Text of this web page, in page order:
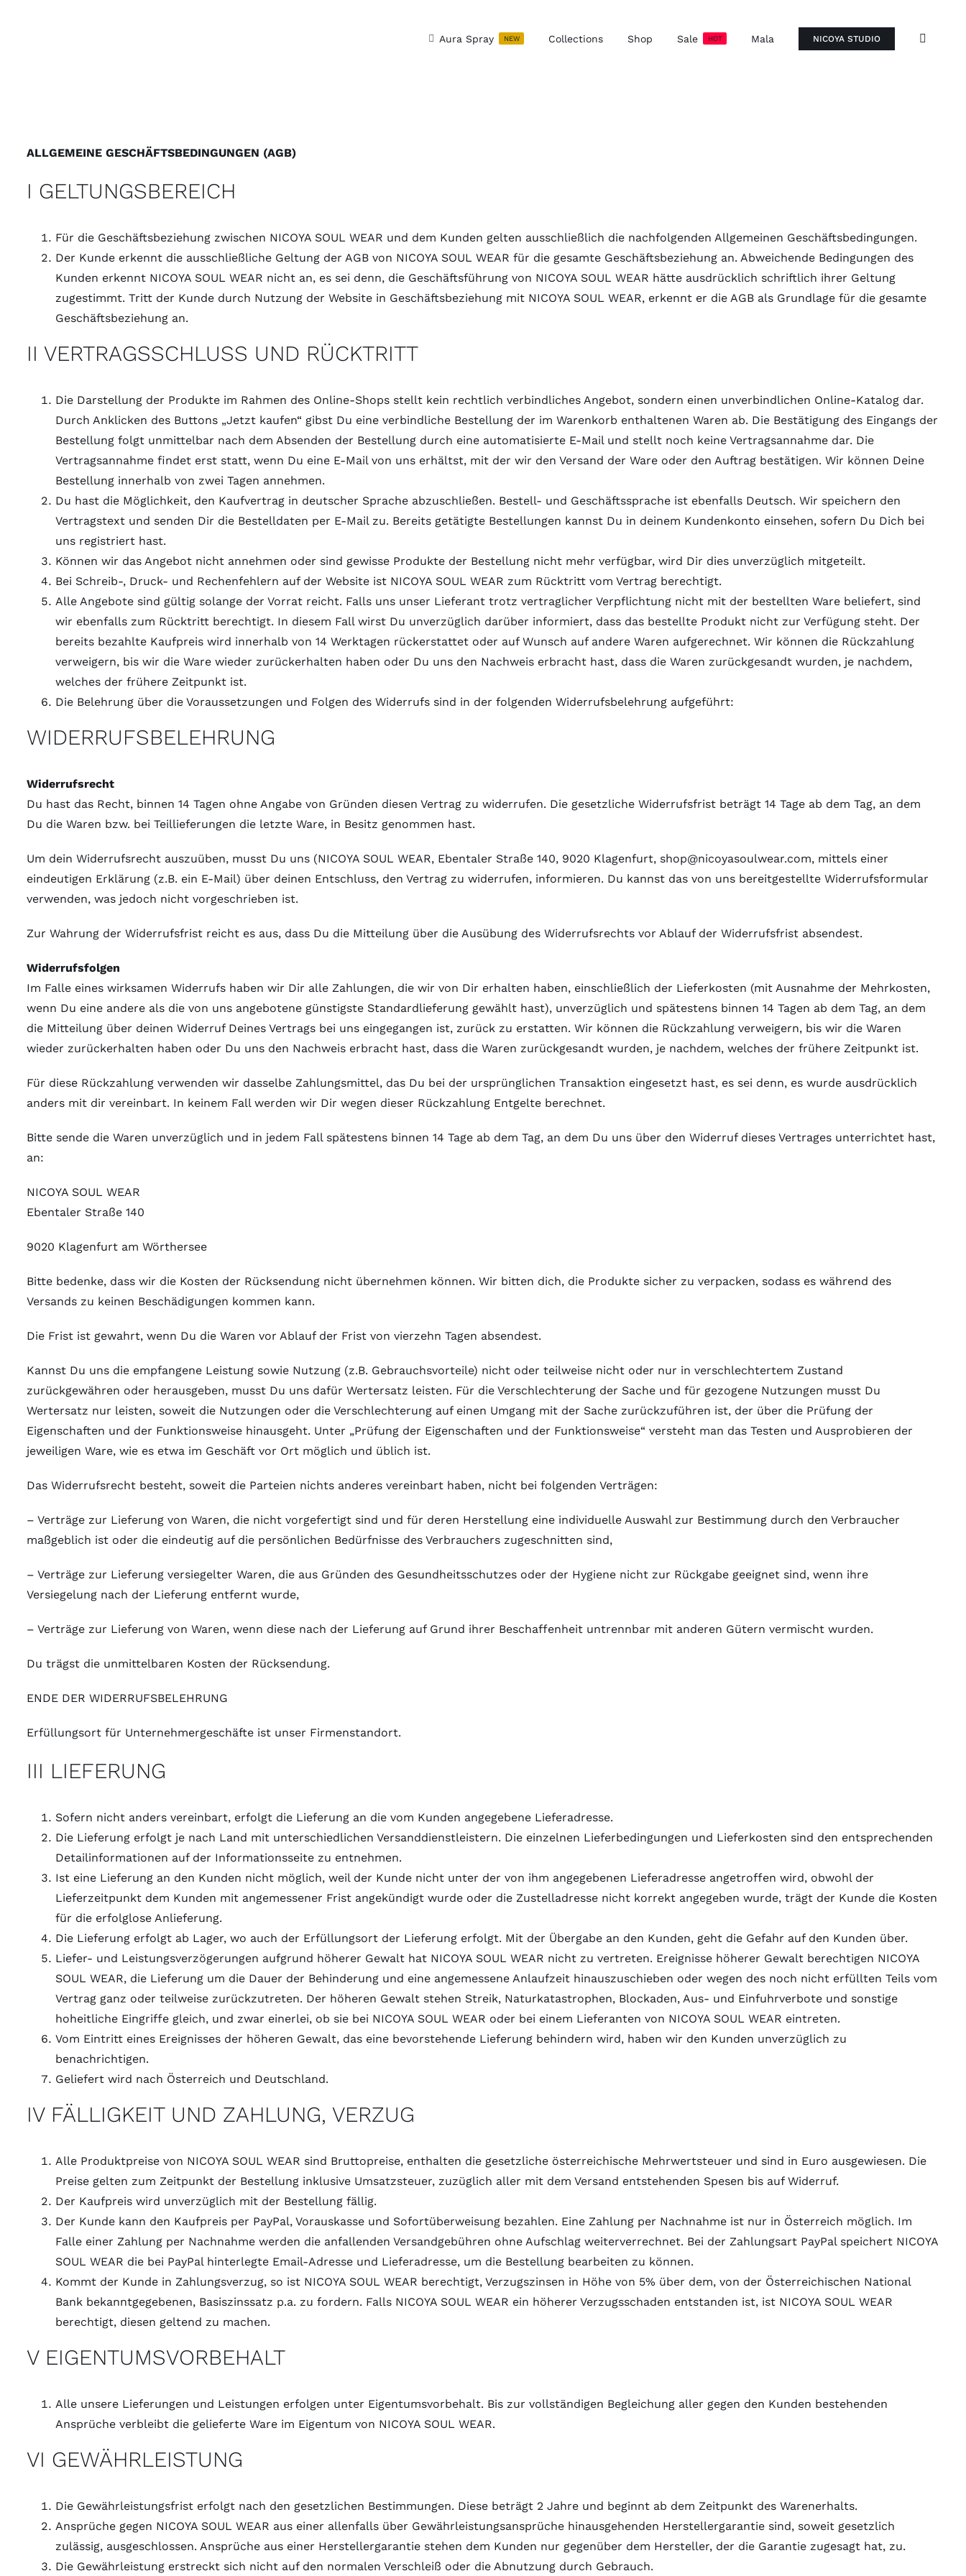
Aura Spray NEW Collections Shop Sale HOT Mala NICOYA STUDIO
ALLGEMEINE GESCHÄFTSBEDINGUNGEN (AGB)
I GELTUNGSBEREICH
Für die Geschäftsbeziehung zwischen NICOYA SOUL WEAR und dem Kunden gelten ausschließlich die nachfolgenden Allgemeinen Geschäftsbedingungen.
Der Kunde erkennt die ausschließliche Geltung der AGB von NICOYA SOUL WEAR für die gesamte Geschäftsbeziehung an. Abweichende Bedingungen des
Kunden erkennt NICOYA SOUL WEAR nicht an, es sei denn, die Geschäftsführung von NICOYA SOUL WEAR hätte ausdrücklich schriftlich ihrer Geltung
zugestimmt. Tritt der Kunde durch Nutzung der Website in Geschäftsbeziehung mit NICOYA SOUL WEAR, erkennt er die AGB als Grundlage für die gesamte
Geschäftsbeziehung an.
II VERTRAGSSCHLUSS UND RÜCKTRITT
Die Darstellung der Produkte im Rahmen des Online-Shops stellt kein rechtlich verbindliches Angebot, sondern einen unverbindlichen Online-Katalog dar.
Durch Anklicken des Buttons „Jetzt kaufen“ gibst Du eine verbindliche Bestellung der im Warenkorb enthaltenen Waren ab. Die Bestätigung des Eingangs der
Bestellung folgt unmittelbar nach dem Absenden der Bestellung durch eine automatisierte E-Mail und stellt noch keine Vertragsannahme dar. Die
Vertragsannahme findet erst statt, wenn Du eine E-Mail von uns erhältst, mit der wir den Versand der Ware oder den Auftrag bestätigen. Wir können Deine
Bestellung innerhalb von zwei Tagen annehmen.
Du hast die Möglichkeit, den Kaufvertrag in deutscher Sprache abzuschließen. Bestell- und Geschäftssprache ist ebenfalls Deutsch. Wir speichern den
Vertragstext und senden Dir die Bestelldaten per E-Mail zu. Bereits getätigte Bestellungen kannst Du in deinem Kundenkonto einsehen, sofern Du Dich bei
uns registriert hast.
Können wir das Angebot nicht annehmen oder sind gewisse Produkte der Bestellung nicht mehr verfügbar, wird Dir dies unverzüglich mitgeteilt.
Bei Schreib-, Druck- und Rechenfehlern auf der Website ist NICOYA SOUL WEAR zum Rücktritt vom Vertrag berechtigt.
Alle Angebote sind gültig solange der Vorrat reicht. Falls uns unser Lieferant trotz vertraglicher Verpflichtung nicht mit der bestellten Ware beliefert, sind
wir ebenfalls zum Rücktritt berechtigt. In diesem Fall wirst Du unverzüglich darüber informiert, dass das bestellte Produkt nicht zur Verfügung steht. Der
bereits bezahlte Kaufpreis wird innerhalb von 14 Werktagen rückerstattet oder auf Wunsch auf andere Waren aufgerechnet. Wir können die Rückzahlung
verweigern, bis wir die Ware wieder zurückerhalten haben oder Du uns den Nachweis erbracht hast, dass die Waren zurückgesandt wurden, je nachdem,
welches der frühere Zeitpunkt ist.
Die Belehrung über die Voraussetzungen und Folgen des Widerrufs sind in der folgenden Widerrufsbelehrung aufgeführt:
WIDERRUFSBELEHRUNG
Widerrufsrecht
Du hast das Recht, binnen 14 Tagen ohne Angabe von Gründen diesen Vertrag zu widerrufen. Die gesetzliche Widerrufsfrist beträgt 14 Tage ab dem Tag, an dem
Du die Waren bzw. bei Teillieferungen die letzte Ware, in Besitz genommen hast.
Um dein Widerrufsrecht auszuüben, musst Du uns (NICOYA SOUL WEAR, Ebentaler Straße 140, 9020 Klagenfurt, shop@nicoyasoulwear.com, mittels einer
eindeutigen Erklärung (z.B. ein E-Mail) über deinen Entschluss, den Vertrag zu widerrufen, informieren. Du kannst das von uns bereitgestellte Widerrufsformular
verwenden, was jedoch nicht vorgeschrieben ist.
Zur Wahrung der Widerrufsfrist reicht es aus, dass Du die Mitteilung über die Ausübung des Widerrufsrechts vor Ablauf der Widerrufsfrist absendest.
Widerrufsfolgen
Im Falle eines wirksamen Widerrufs haben wir Dir alle Zahlungen, die wir von Dir erhalten haben, einschließlich der Lieferkosten (mit Ausnahme der Mehrkosten,
wenn Du eine andere als die von uns angebotene günstigste Standardlieferung gewählt hast), unverzüglich und spätestens binnen 14 Tagen ab dem Tag, an dem
die Mitteilung über deinen Widerruf Deines Vertrags bei uns eingegangen ist, zurück zu erstatten. Wir können die Rückzahlung verweigern, bis wir die Waren
wieder zurückerhalten haben oder Du uns den Nachweis erbracht hast, dass die Waren zurückgesandt wurden, je nachdem, welches der frühere Zeitpunkt ist.
Für diese Rückzahlung verwenden wir dasselbe Zahlungsmittel, das Du bei der ursprünglichen Transaktion eingesetzt hast, es sei denn, es wurde ausdrücklich
anders mit dir vereinbart. In keinem Fall werden wir Dir wegen dieser Rückzahlung Entgelte berechnet.
Bitte sende die Waren unverzüglich und in jedem Fall spätestens binnen 14 Tage ab dem Tag, an dem Du uns über den Widerruf dieses Vertrages unterrichtet hast,
an:
NICOYA SOUL WEAR
Ebentaler Straße 140
9020 Klagenfurt am Wörthersee
Bitte bedenke, dass wir die Kosten der Rücksendung nicht übernehmen können. Wir bitten dich, die Produkte sicher zu verpacken, sodass es während des
Versands zu keinen Beschädigungen kommen kann.
Die Frist ist gewahrt, wenn Du die Waren vor Ablauf der Frist von vierzehn Tagen absendest.
Kannst Du uns die empfangene Leistung sowie Nutzung (z.B. Gebrauchsvorteile) nicht oder teilweise nicht oder nur in verschlechtertem Zustand
zurückgewähren oder herausgeben, musst Du uns dafür Wertersatz leisten. Für die Verschlechterung der Sache und für gezogene Nutzungen musst Du
Wertersatz nur leisten, soweit die Nutzungen oder die Verschlechterung auf einen Umgang mit der Sache zurückzuführen ist, der über die Prüfung der
Eigenschaften und der Funktionsweise hinausgeht. Unter „Prüfung der Eigenschaften und der Funktionsweise“ versteht man das Testen und Ausprobieren der
jeweiligen Ware, wie es etwa im Geschäft vor Ort möglich und üblich ist.
Das Widerrufsrecht besteht, soweit die Parteien nichts anderes vereinbart haben, nicht bei folgenden Verträgen:
– Verträge zur Lieferung von Waren, die nicht vorgefertigt sind und für deren Herstellung eine individuelle Auswahl zur Bestimmung durch den Verbraucher
maßgeblich ist oder die eindeutig auf die persönlichen Bedürfnisse des Verbrauchers zugeschnitten sind,
– Verträge zur Lieferung versiegelter Waren, die aus Gründen des Gesundheitsschutzes oder der Hygiene nicht zur Rückgabe geeignet sind, wenn ihre
Versiegelung nach der Lieferung entfernt wurde,
– Verträge zur Lieferung von Waren, wenn diese nach der Lieferung auf Grund ihrer Beschaffenheit untrennbar mit anderen Gütern vermischt wurden.
Du trägst die unmittelbaren Kosten der Rücksendung.
ENDE DER WIDERRUFSBELEHRUNG
Erfüllungsort für Unternehmergeschäfte ist unser Firmenstandort.
III LIEFERUNG
Sofern nicht anders vereinbart, erfolgt die Lieferung an die vom Kunden angegebene Lieferadresse.
Die Lieferung erfolgt je nach Land mit unterschiedlichen Versanddienstleistern. Die einzelnen Lieferbedingungen und Lieferkosten sind den entsprechenden
Detailinformationen auf der Informationsseite zu entnehmen.
Ist eine Lieferung an den Kunden nicht möglich, weil der Kunde nicht unter der von ihm angegebenen Lieferadresse angetroffen wird, obwohl der
Lieferzeitpunkt dem Kunden mit angemessener Frist angekündigt wurde oder die Zustelladresse nicht korrekt angegeben wurde, trägt der Kunde die Kosten
für die erfolglose Anlieferung.
Die Lieferung erfolgt ab Lager, wo auch der Erfüllungsort der Lieferung erfolgt. Mit der Übergabe an den Kunden, geht die Gefahr auf den Kunden über.
Liefer- und Leistungsverzögerungen aufgrund höherer Gewalt hat NICOYA SOUL WEAR nicht zu vertreten. Ereignisse höherer Gewalt berechtigen NICOYA
SOUL WEAR, die Lieferung um die Dauer der Behinderung und eine angemessene Anlaufzeit hinauszuschieben oder wegen des noch nicht erfüllten Teils vom
Vertrag ganz oder teilweise zurückzutreten. Der höheren Gewalt stehen Streik, Naturkatastrophen, Blockaden, Aus- und Einfuhrverbote und sonstige
hoheitliche Eingriffe gleich, und zwar einerlei, ob sie bei NICOYA SOUL WEAR oder bei einem Lieferanten von NICOYA SOUL WEAR eintreten.
Vom Eintritt eines Ereignisses der höheren Gewalt, das eine bevorstehende Lieferung behindern wird, haben wir den Kunden unverzüglich zu
benachrichtigen.
Geliefert wird nach Österreich und Deutschland.
IV FÄLLIGKEIT UND ZAHLUNG, VERZUG
Alle Produktpreise von NICOYA SOUL WEAR sind Bruttopreise, enthalten die gesetzliche österreichische Mehrwertsteuer und sind in Euro ausgewiesen. Die
Preise gelten zum Zeitpunkt der Bestellung inklusive Umsatzsteuer, zuzüglich aller mit dem Versand entstehenden Spesen bis auf Widerruf.
Der Kaufpreis wird unverzüglich mit der Bestellung fällig.
Der Kunde kann den Kaufpreis per PayPal, Vorauskasse und Sofortüberweisung bezahlen. Eine Zahlung per Nachnahme ist nur in Österreich möglich. Im
Falle einer Zahlung per Nachnahme werden die anfallenden Versandgebühren ohne Aufschlag weiterverrechnet. Bei der Zahlungsart PayPal speichert NICOYA
SOUL WEAR die bei PayPal hinterlegte Email-Adresse und Lieferadresse, um die Bestellung bearbeiten zu können.
Kommt der Kunde in Zahlungsverzug, so ist NICOYA SOUL WEAR berechtigt, Verzugszinsen in Höhe von 5% über dem, von der Österreichischen National
Bank bekanntgegebenen, Basiszinssatz p.a. zu fordern. Falls NICOYA SOUL WEAR ein höherer Verzugsschaden entstanden ist, ist NICOYA SOUL WEAR
berechtigt, diesen geltend zu machen.
V EIGENTUMSVORBEHALT
Alle unsere Lieferungen und Leistungen erfolgen unter Eigentumsvorbehalt. Bis zur vollständigen Begleichung aller gegen den Kunden bestehenden
Ansprüche verbleibt die gelieferte Ware im Eigentum von NICOYA SOUL WEAR.
VI GEWÄHRLEISTUNG
Die Gewährleistungsfrist erfolgt nach den gesetzlichen Bestimmungen. Diese beträgt 2 Jahre und beginnt ab dem Zeitpunkt des Warenerhalts.
Ansprüche gegen NICOYA SOUL WEAR aus einer allenfalls über Gewährleistungsansprüche hinausgehenden Herstellergarantie sind, soweit gesetzlich
zulässig, ausgeschlossen. Ansprüche aus einer Herstellergarantie stehen dem Kunden nur gegenüber dem Hersteller, der die Garantie zugesagt hat, zu.
Die Gewährleistung erstreckt sich nicht auf den normalen Verschleiß oder die Abnutzung durch Gebrauch.